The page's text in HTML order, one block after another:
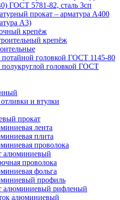
ГОСТ 5781-82, сталь 3сп
прокат – арматура А400
А3)
крепёж
крепёж
головкой ГОСТ 1145-80
головкой ГОСТ
и втулки
прокат
лента
плита
проволока
алюминиевый
проволока
фольга
профиль
алюминиевый рифленый
алюминиевый